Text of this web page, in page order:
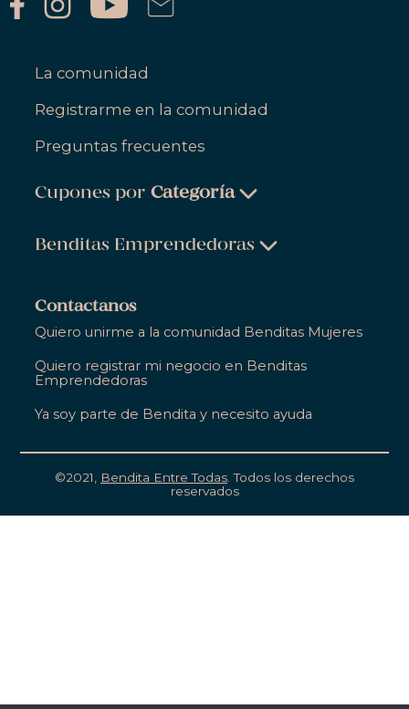
La comunidad
Registrarme en la comunidad
Preguntas frecuentes
Cupones porCategoría
Salud & Bienestar
Hogar
Gastronomía
Apoyo Empresarial
Benditas Emprendedoras
Salud & Bienestar
Hogar
Gastronomía
Contactanos
Quiero unirme a la comunidad Benditas Mujeres
Quiero registrar mi negocio en Benditas
Emprendedoras
Ya soy parte de Bendita y necesito ayuda
©2021, Bendita Entre Todas . Todos los derechos
reservados